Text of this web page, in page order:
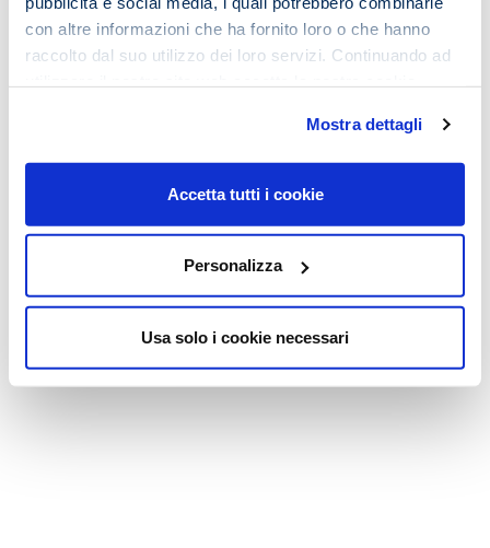
con altre informazioni che ha fornito loro o che hanno
raccolto dal suo utilizzo dei loro servizi. Continuando ad
Mostra dettagli
Accetta tutti i cookie
Personalizza
Usa solo i cookie necessari
Condizioni generali
Contatti
via G.M. Lancisi 31 - 00161 Roma
info@imemouniversity.it
P.IVA: 15086091004 Cap.soc. €
© Copyright iMemo 2020. All Rights Reserved.